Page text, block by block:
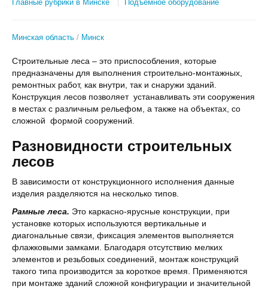
Главные рубрики в Минске Подъемное оборудование
Минская область Минск
Строительные леса – это приспособления, которые
предназначены для выполнения строительно-монтажных,
ремонтных работ, как внутри, так и снаружи зданий.
Конструкция лесов позволяет устанавливать эти сооружения
в местах с различным рельефом, а также на объектах, со
сложной формой сооружений.
Разновидности строительных
лесов
В зависимости от конструкционного исполнения данные
изделия разделяются на несколько типов.
Рамные леса. Это каркасно-ярусные конструкции, при
установке которых используются вертикальные и
диагональные связи, фиксация элементов выполняется
флажковыми замками. Благодаря отсутствию мелких
элементов и резьбовых соединений, монтаж конструкций
такого типа производится за короткое время. Применяются
при монтаже зданий сложной конфигурации и значительной